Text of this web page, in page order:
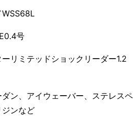
号
リミテッドショックリーダー1.2
ン、アイウェーバー、ステレスペ
ンなど